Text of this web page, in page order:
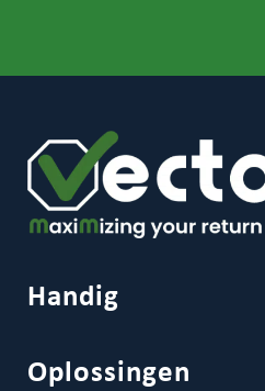
Handig
Oplossingen